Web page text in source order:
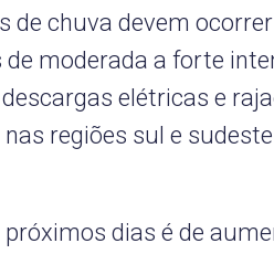
de chuva devem
moderada a forte
elétricas e
regiões sul e
dias é de